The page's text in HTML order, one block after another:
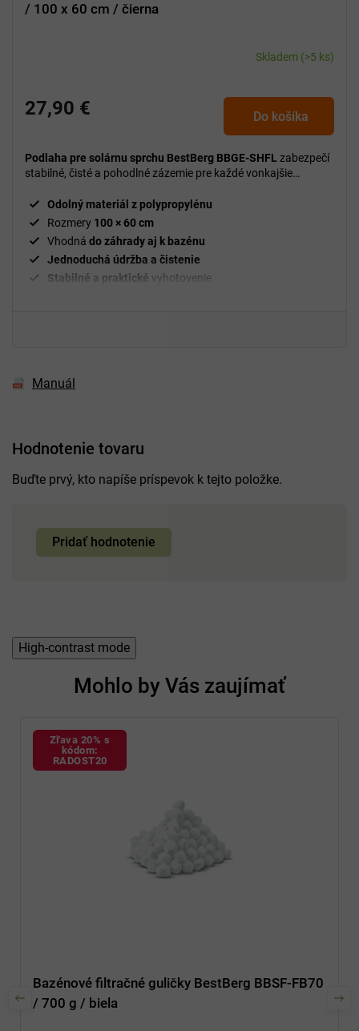
/ 100 x 60 cm / čierna
Skladem (>5 ks)
27,90 € Do košíka
Podlaha pre solárnu sprchu BestBerg BBGE-SHFLzabezpečí
stabilné, čisté a pohodlné zázemie pre každé vonkajšie
Odolný materiál z polypropylénu
Rozmery 100 × 60 cm
Vhodná do záhrady aj k bazénu
Jednoduchá údržba a čistenie
Stabilné a praktické vyhotovenie
Manuál
Hodnotenie tovaru
Buďte prvý, kto napíše príspevok k tejto položke.
Pridať hodnotenie
High-contrast mode
Mohlo by Vás zaujímať
Zľava 20% s
kódom:
RADOST20
Bazénové filtračné guličky BestBerg BBSF-FB70
/ 700 g / biela